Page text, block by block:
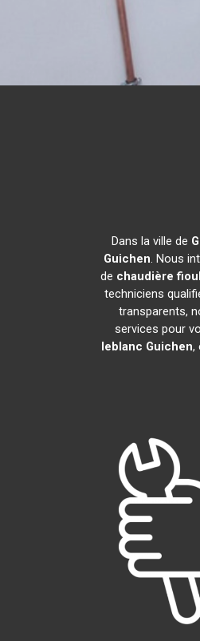
Dans la ville de
Guichen. Nous
de chaudière
techniciens
transparents,
services pour
leblanc Guichen,